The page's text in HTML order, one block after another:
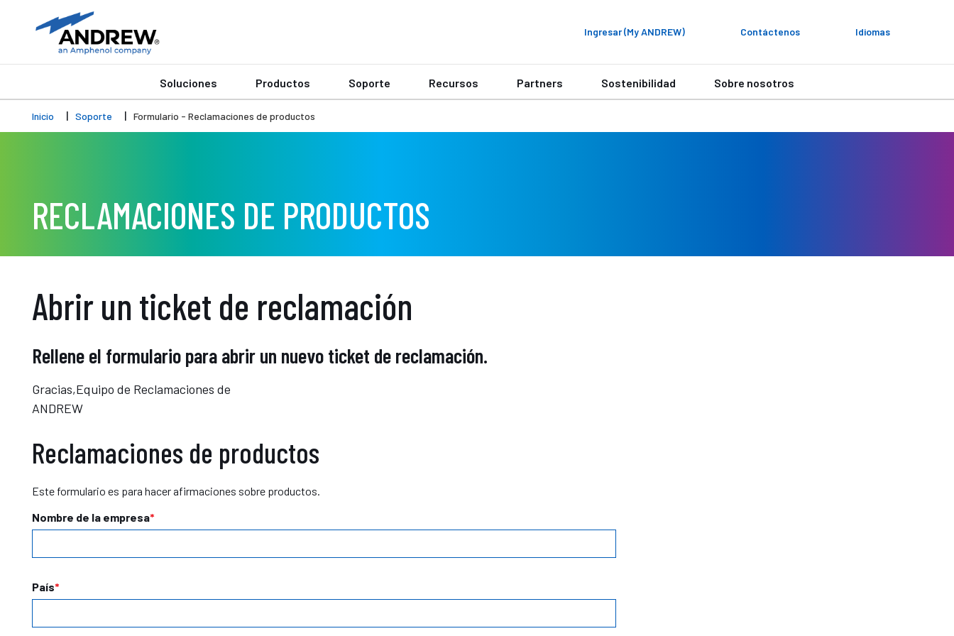
Ingresar (My ANDREW) Contáctenos Idiomas
Soluciones Productos Soporte Recursos Partners Sostenibilidad Sobre nosotros
Inicio Soporte Formulario - Reclamaciones de productos
RECLAMACIONES DE PRODUCTOS
Abrir un ticket de reclamación
Rellene el formulario para abrir un nuevo ticket de reclamación.
Gracias,Equipo de Reclamaciones de
ANDREW
Reclamaciones de productos
Este formulario es para hacer afirmaciones sobre productos.
Nombre de la empresa
País